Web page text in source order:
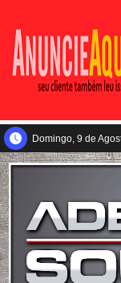
Domingo, 9 de